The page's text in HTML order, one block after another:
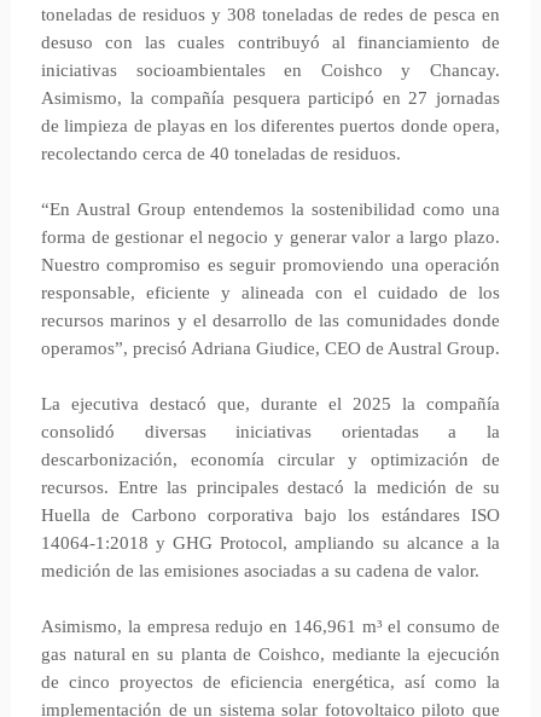
toneladas de residuos y 308 toneladas de redes de pesca en
desuso con las cuales contribuyó al financiamiento de
iniciativas socioambientales en Coishco y Chancay.
Asimismo, la compañía pesquera participó en 27 jornadas
de limpieza de playas en los diferentes puertos donde opera,
recolectando cerca de 40 toneladas de residuos.
“En Austral Group entendemos la sostenibilidad como una
forma de gestionar el negocio y generar valor a largo plazo.
Nuestro compromiso es seguir promoviendo una operación
responsable, eficiente y alineada con el cuidado de los
recursos marinos y el desarrollo de las comunidades donde
operamos”, precisó Adriana Giudice, CEO de Austral Group.
La ejecutiva destacó que, durante el 2025 la compañía
consolidó diversas iniciativas orientadas a la
descarbonización, economía circular y optimización de
recursos. Entre las principales destacó la medición de su
Huella de Carbono corporativa bajo los estándares ISO
14064-1:2018 y GHG Protocol, ampliando su alcance a la
medición de las emisiones asociadas a su cadena de valor.
Asimismo, la empresa redujo en 146,961 m³ el consumo de
gas natural en su planta de Coishco, mediante la ejecución
de cinco proyectos de eficiencia energética, así como la
implementación de un sistema solar fotovoltaico piloto que